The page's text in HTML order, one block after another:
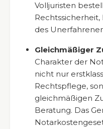
Volljuristen
des
Gleichmäßiger
Charakter der
nicht nur
Rechtspflege,
gleichmäßigen
Beratung. Das